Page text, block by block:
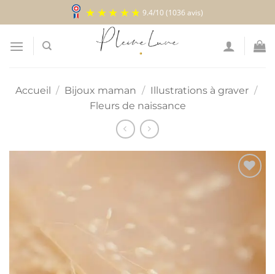
au
contenu
9.4/10(1036 avis)
Accueil / Bijoux maman / Illustrations à graver /
Fleurs de naissance